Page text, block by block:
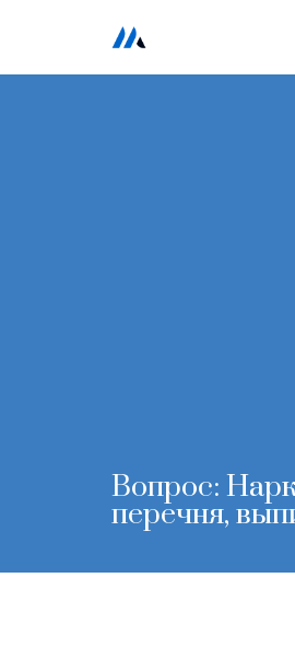
Вопрос:
перечня,